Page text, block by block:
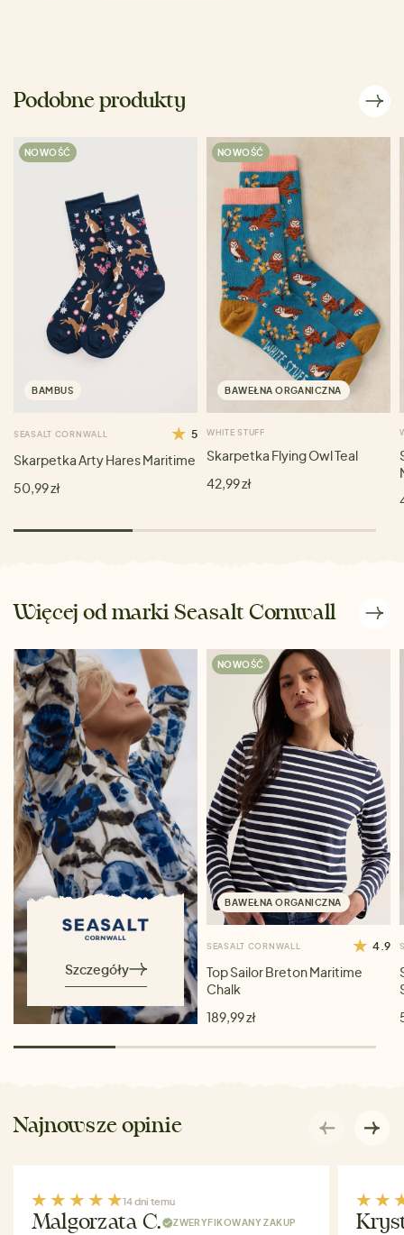
Podobne produkty
NOWOŚĆ
BAMBUS
SEASALT CORNWALL 5
Skarpetka Arty Hares Maritime
50,99 zł
NOWOŚĆ
BAWEŁNA ORGANICZNA
WHITE STUFF
Skarpetka Flying Owl Teal
42,99 zł
Więcej od marki Seasalt Cornwall
Szczegóły
NOWOŚĆ
BAWEŁNA ORGANICZNA
SEASALT CORNWALL 4.9
Top Sailor Breton Maritime
Chalk
189,99 zł
Najnowsze opinie
14 dni temu
Malgorzata C. ZWERYFIKOWANY ZAKUP